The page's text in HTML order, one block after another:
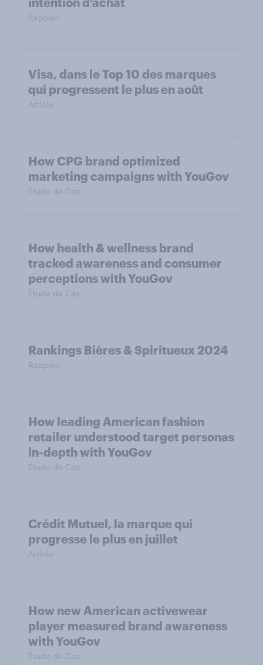
Rapport
Visa, dans le Top 10 des marques
qui progressent le plus en août
Article
How CPG brand optimized
marketing campaigns with YouGov
Étude de Cas
How health & wellness brand
tracked awareness and consumer
perceptions with YouGov
Étude de Cas
Rankings Bières & Spiritueux 2024
Rapport
How leading American fashion
retailer understood target personas
in-depth with YouGov
Étude de Cas
Crédit Mutuel, la marque qui
progresse le plus en juillet
Article
How new American activewear
player measured brand awareness
with YouGov
Étude de Cas